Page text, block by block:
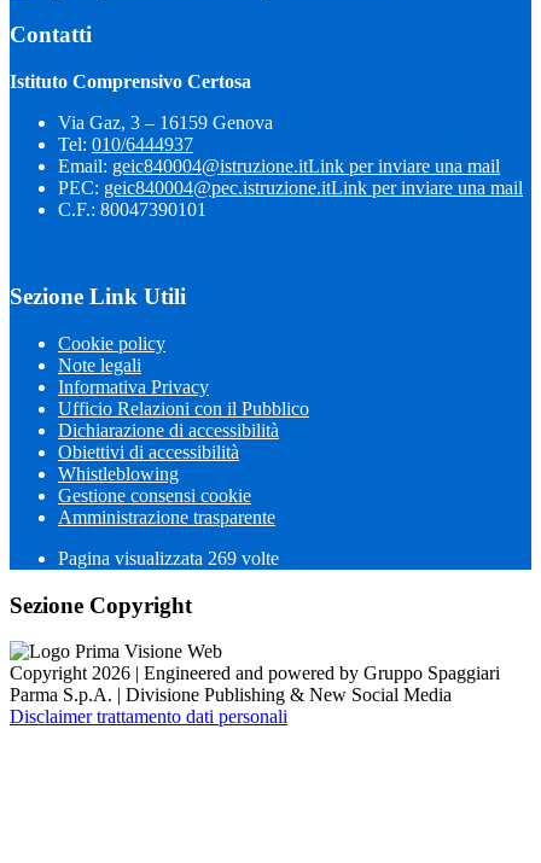
Contatti
Istituto Comprensivo Certosa
Via Gaz, 3 – 16159 Genova
Tel: 010/6444937
Email: geic840004@istruzione.itLink per inviare una mail
PEC: geic840004@pec.istruzione.itLink per inviare una mail
C.F.: 80047390101
Sezione Link Utili
Cookie policy
Note legali
Informativa Privacy
Ufficio Relazioni con il Pubblico
Dichiarazione di accessibilità
Obiettivi di accessibilità
Whistleblowing
Gestione consensi cookie
Amministrazione trasparente
Pagina visualizzata 269 volte
Sezione Copyright
Copyright 2026 | Engineered and powered by Gruppo Spaggiari
Parma S.p.A. | Divisione Publishing & New Social Media
Disclaimer trattamento dati personali